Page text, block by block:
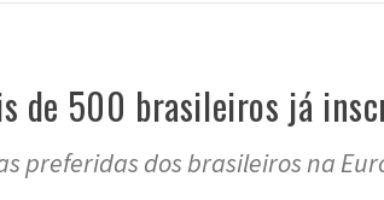
de 500 brasileiros já
preferidas dos brasileiros na